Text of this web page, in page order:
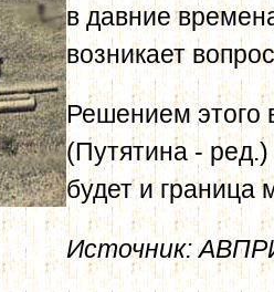
в давние
возникает
Решением этого
(Путятина -
будет и
Источник: